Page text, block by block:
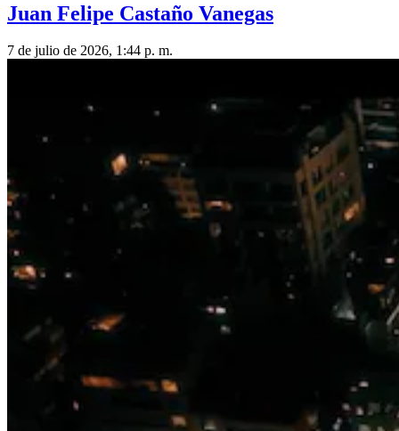
Juan Felipe Castaño Vanegas
7 de julio de 2026, 1:44 p. m.